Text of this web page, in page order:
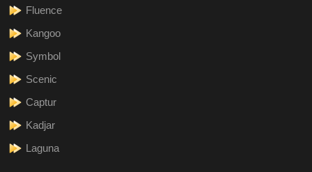
Fluence
Kangoo
Symbol
Scenic
Captur
Kadjar
Laguna